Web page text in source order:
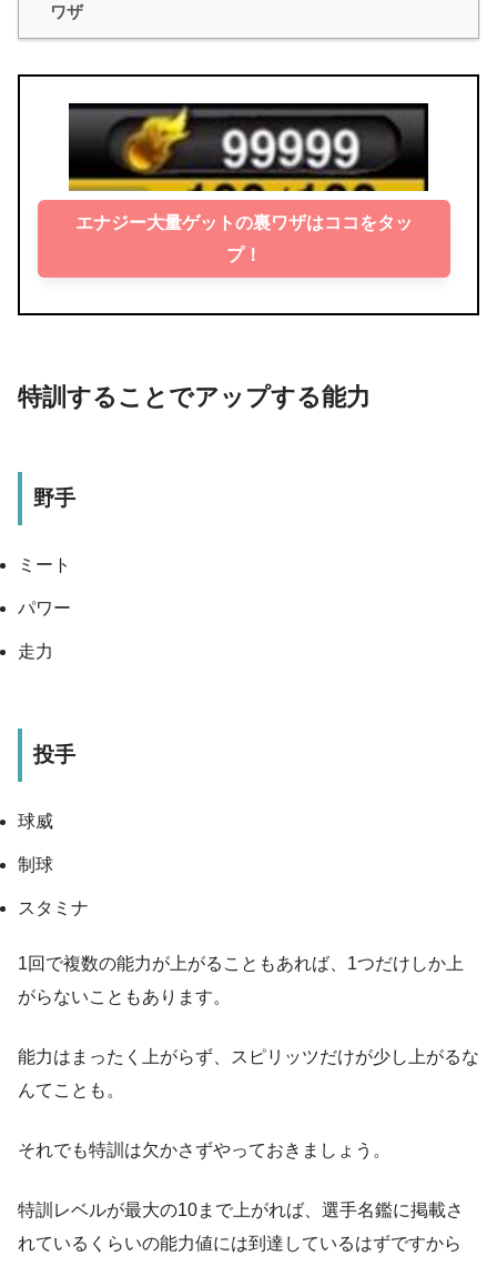
ワザ
エナジー大量ゲットの裏ワザはココをタッ
プ！
特訓することでアップする能力
野手
ミート
パワー
走力
投手
球威
制球
スタミナ
1回で複数の能力が上がることもあれば、1つだけしか上
がらないこともあります。
能力はまったく上がらず、スピリッツだけが少し上がるな
んてことも。
それでも特訓は欠かさずやっておきましょう。
特訓レベルが最大の10まで上がれば、選手名鑑に掲載さ
れているくらいの能力値には到達しているはずですから